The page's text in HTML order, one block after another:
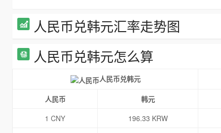
人民币兑韩元汇率走势图
人民币兑韩元怎么算
人民币兑韩元
人民币
韩元
1 CNY
196.33 KRW